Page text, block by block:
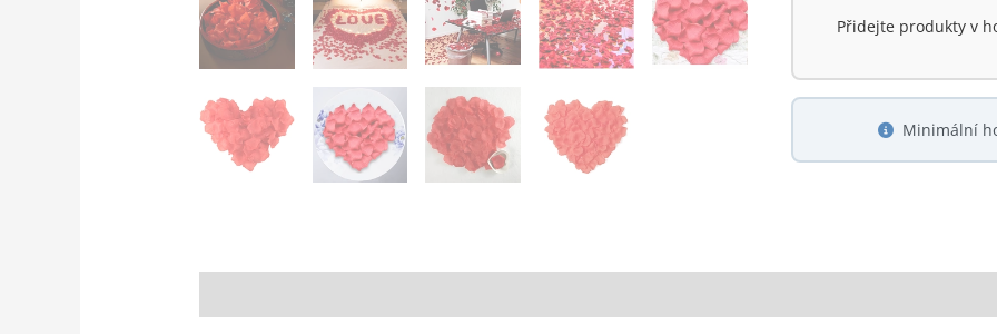
Přidejte produkty v
Minimální